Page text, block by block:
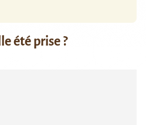
été prise ?